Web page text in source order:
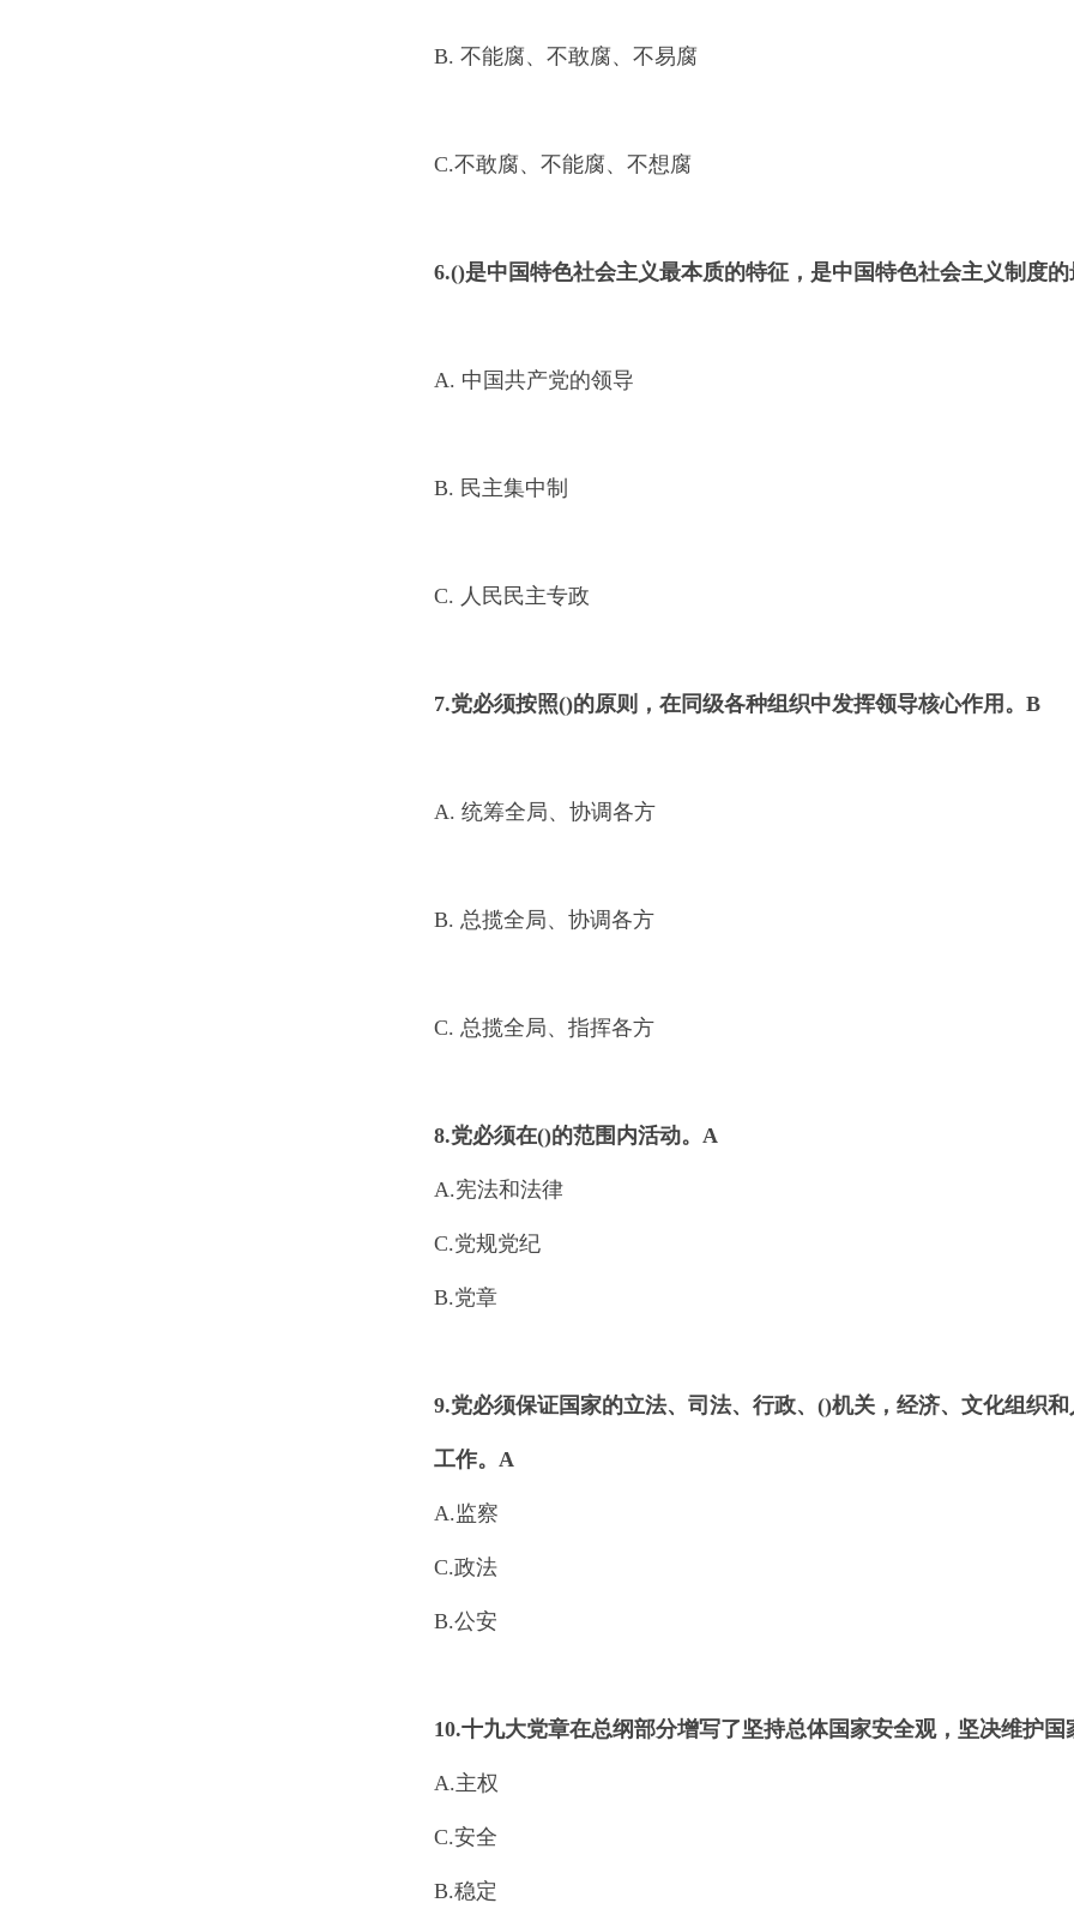
B. 不能腐、不敢腐、不易腐
C.不敢腐、不能腐、不想腐
6.()是中国特色社会主义最本质的特征，是中国特色社会主义制度的
A. 中国共产党的领导
B. 民主集中制
C. 人民民主专政
7.党必须按照()的原则，在同级各种组织中发挥领导核心作用。 B
A. 统筹全局、协调各方
B. 总揽全局、协调各方
C. 总揽全局、指挥各方
8.党必须在()的范围内活动。 A
A.宪法和法律
C.党规党纪
B.党章
9.党必须保证国家的立法、司法、行政、()机关，经济、文化组织
工作。 A
A.监察
C.政法
B.公安
10.十九大党章在总纲部分增写了坚持总体国家安全观，坚决维护国
A.主权
C.安全
B.稳定